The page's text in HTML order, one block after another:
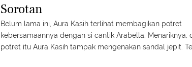
Sorotan
Belum lama ini, Aura Kasih terlihat membagikan potret
kebersamaannya dengan si cantik Arabella. Menariknya,
potret itu Aura Kasih tampak mengenakan sandal jepit.